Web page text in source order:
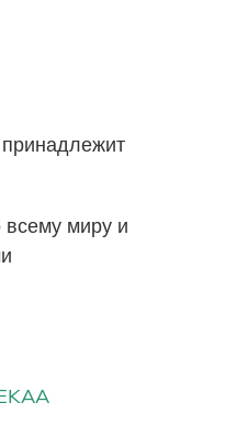
миру и